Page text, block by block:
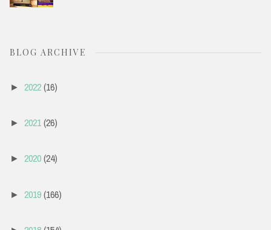
BLOG ARCHIVE
► 2022(16)
► 2021(26)
► 2020(24)
► 2019(166)